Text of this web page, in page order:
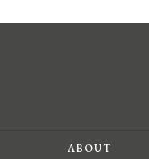
ABOUT